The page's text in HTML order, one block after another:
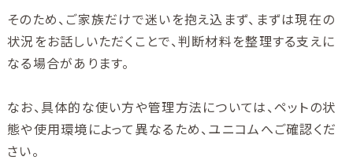
そのため、ご家族だけで迷いを抱え込まず、まずは現在の
状況をお話しいただくことで、判断材料を整理する支えに
なる場合があります。
なお、具体的な使い方や管理方法については、ペットの状
態や使用環境によって異なるため、ユニコムへご確認くだ
さい。